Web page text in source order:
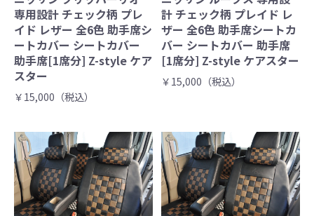
専用設計 チェック柄 プレ
イド レザー 全6色 助手席シ
ートカバー シートカバー
助手席[1席分] Z-style ケア
スター
￥15,000（税込）
計 チェック柄 プレイド レ
ザー 全6色 助手席シートカ
バー シートカバー 助手席
[1席分] Z-style ケアスター
￥15,000（税込）